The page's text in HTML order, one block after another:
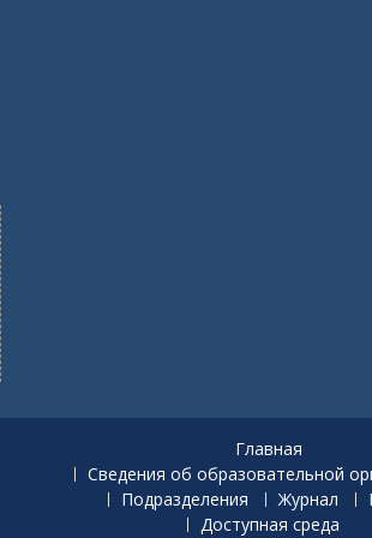
Главная
Сведения об образовательной
Подразделения
Журнал
Доступная среда